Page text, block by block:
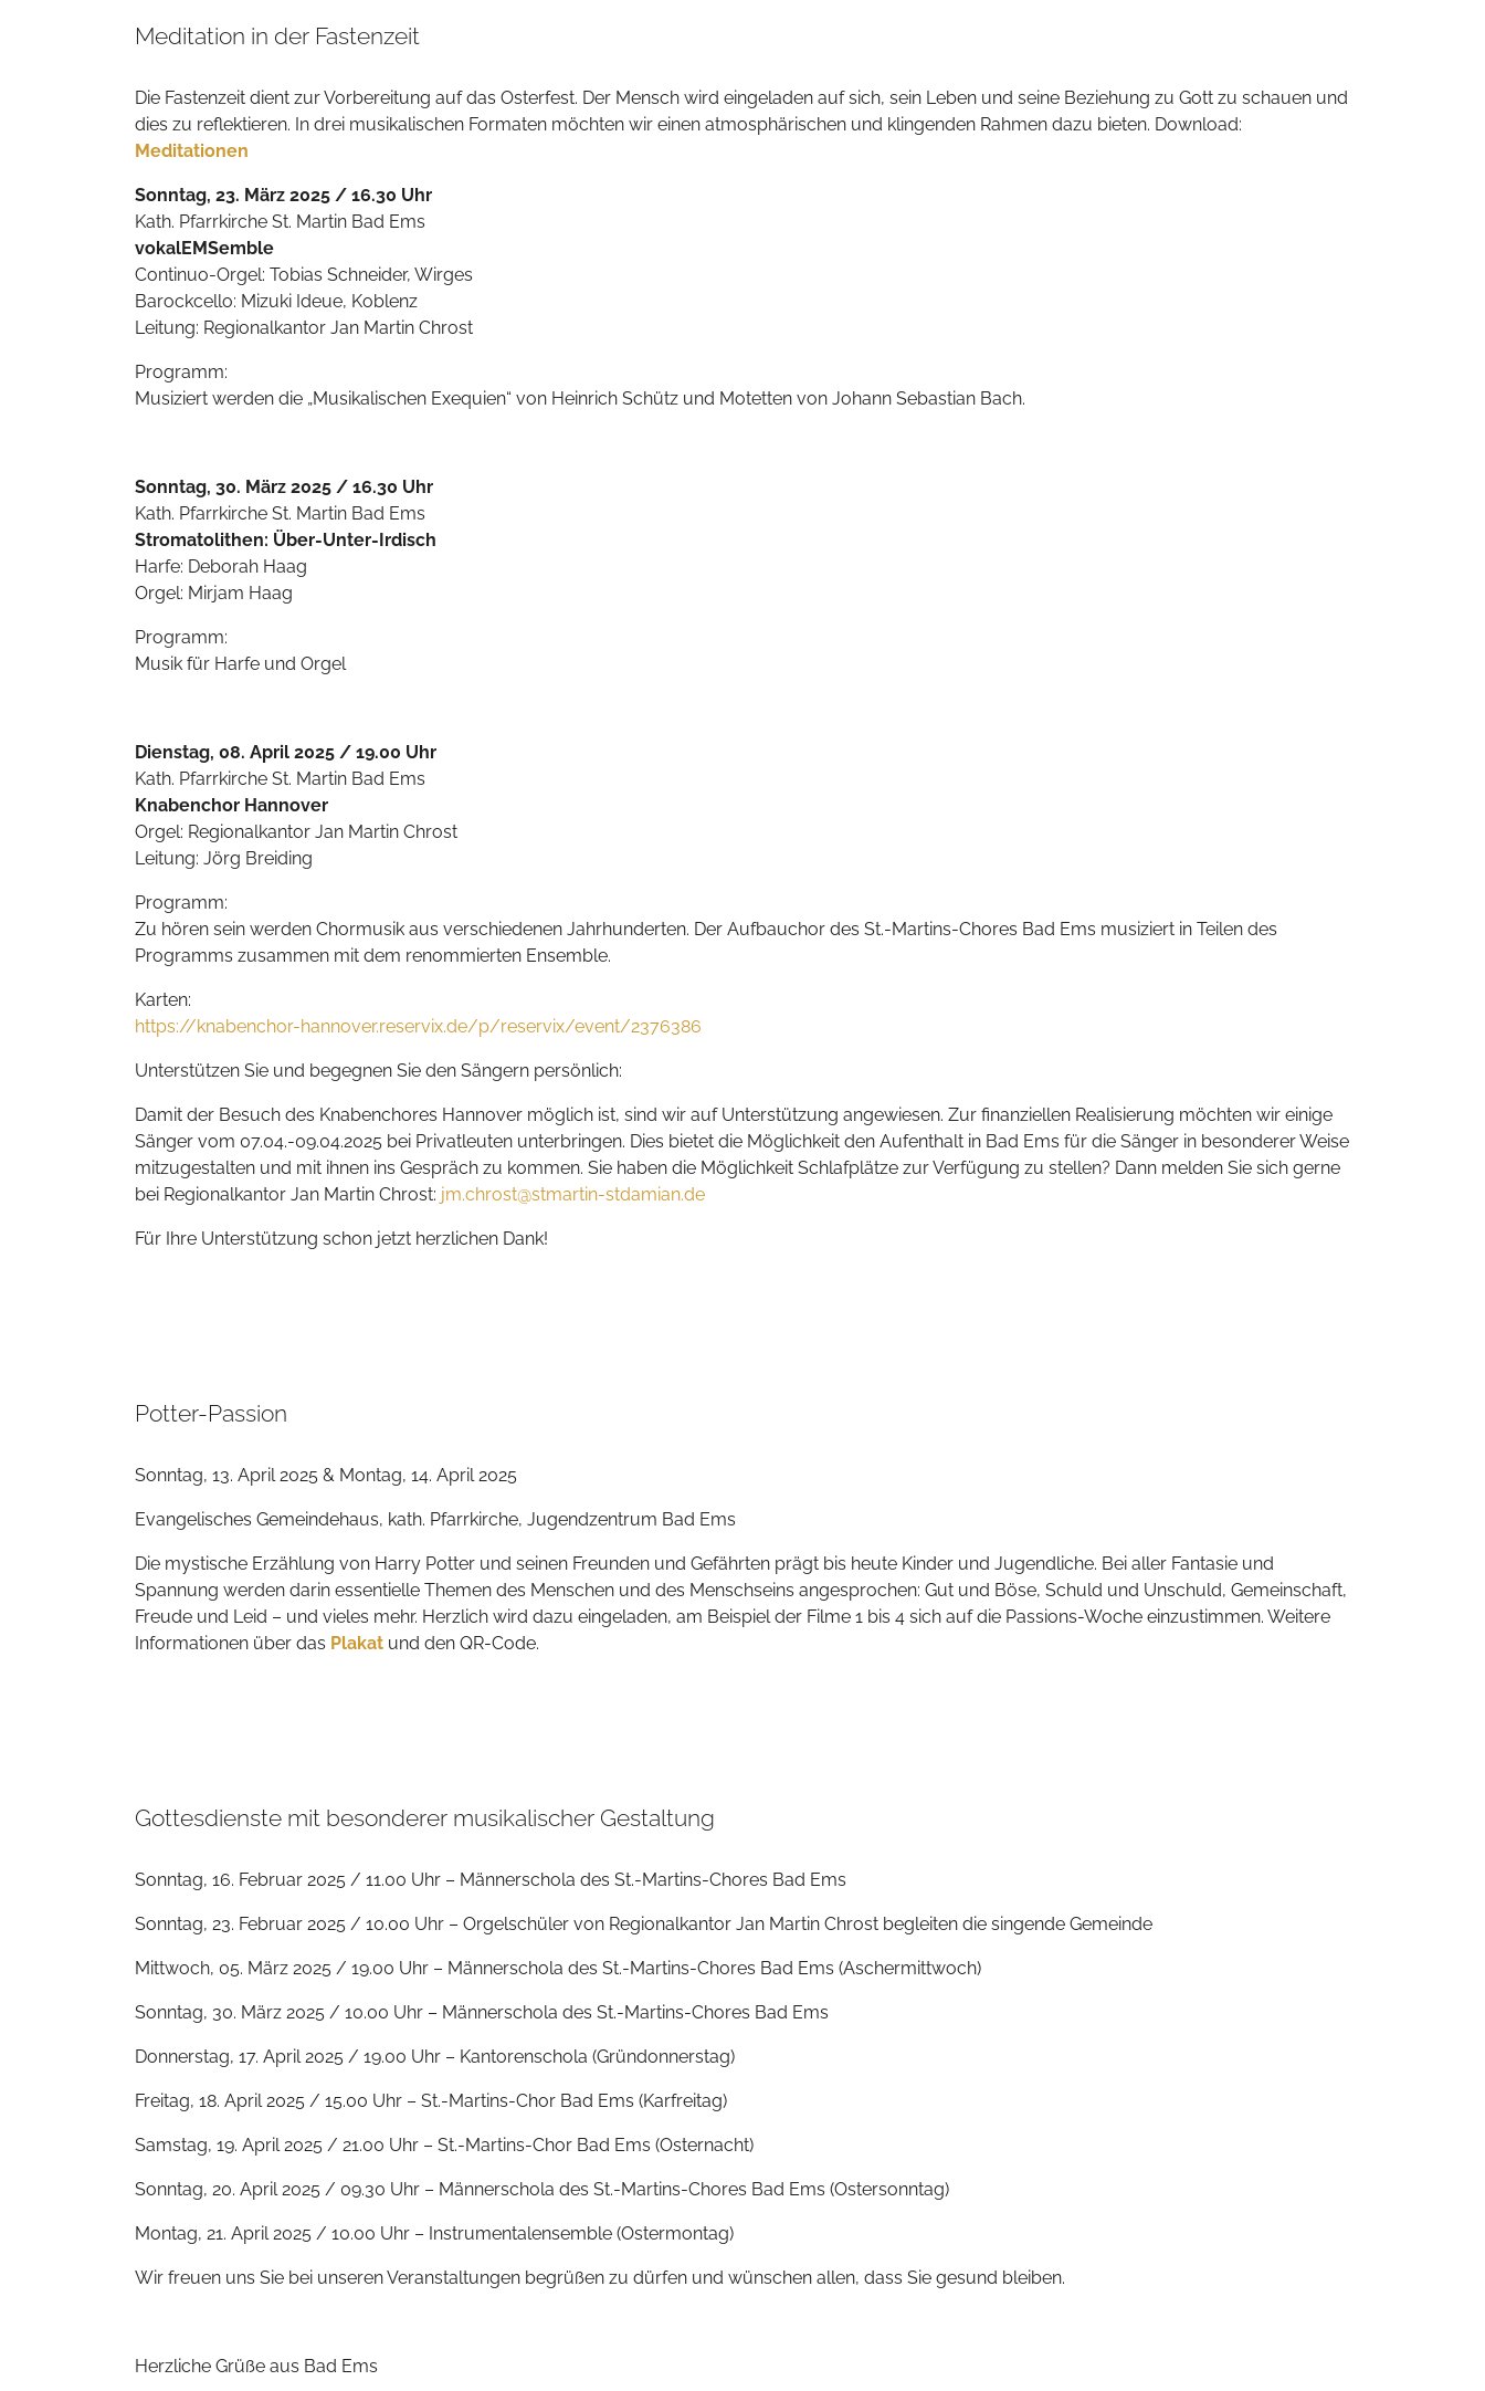
Meditation in der Fastenzeit
Die Fastenzeit dient zur Vorbereitung auf das Osterfest. Der Mensch wird eingeladen auf sich, sein Leben und seine Beziehung zu Gott zu schauen und
dies zu reflektieren. In drei musikalischen Formaten möchten wir einen atmosphärischen und klingenden Rahmen dazu bieten. Download:
Meditationen
Sonntag, 23. März 2025 / 16.30 Uhr
Kath. Pfarrkirche St. Martin Bad Ems
vokalEMSemble
Continuo-Orgel: Tobias Schneider, Wirges
Barockcello: Mizuki Ideue, Koblenz
Leitung: Regionalkantor Jan Martin Chrost
Programm:
Musiziert werden die „Musikalischen Exequien“ von Heinrich Schütz und Motetten von Johann Sebastian Bach.
Sonntag, 30. März 2025 / 16.30 Uhr
Kath. Pfarrkirche St. Martin Bad Ems
Stromatolithen: Über-Unter-Irdisch
Harfe: Deborah Haag
Orgel: Mirjam Haag
Programm:
Musik für Harfe und Orgel
Dienstag, 08. April 2025 / 19.00 Uhr
Kath. Pfarrkirche St. Martin Bad Ems
Knabenchor Hannover
Orgel: Regionalkantor Jan Martin Chrost
Leitung: Jörg Breiding
Programm:
Zu hören sein werden Chormusik aus verschiedenen Jahrhunderten. Der Aufbauchor des St.-Martins-Chores Bad Ems musiziert in Teilen des
Programms zusammen mit dem renommierten Ensemble.
Karten:
https://knabenchor-hannover.reservix.de/p/reservix/event/2376386
Unterstützen Sie und begegnen Sie den Sängern persönlich:
Damit der Besuch des Knabenchores Hannover möglich ist, sind wir auf Unterstützung angewiesen. Zur finanziellen Realisierung möchten wir einige
Sänger vom 07.04.-09.04.2025 bei Privatleuten unterbringen. Dies bietet die Möglichkeit den Aufenthalt in Bad Ems für die Sänger in besonderer Weise
mitzugestalten und mit ihnen ins Gespräch zu kommen. Sie haben die Möglichkeit Schlafplätze zur Verfügung zu stellen? Dann melden Sie sich gerne
bei Regionalkantor Jan Martin Chrost: jm.chrost@stmartin-stdamian.de
Für Ihre Unterstützung schon jetzt herzlichen Dank!
Potter-Passion
Sonntag, 13. April 2025 & Montag, 14. April 2025
Evangelisches Gemeindehaus, kath. Pfarrkirche, Jugendzentrum Bad Ems
Die mystische Erzählung von Harry Potter und seinen Freunden und Gefährten prägt bis heute Kinder und Jugendliche. Bei aller Fantasie und
Spannung werden darin essentielle Themen des Menschen und des Menschseins angesprochen: Gut und Böse, Schuld und Unschuld, Gemeinschaft,
Freude und Leid – und vieles mehr. Herzlich wird dazu eingeladen, am Beispiel der Filme 1 bis 4 sich auf die Passions-Woche einzustimmen. Weitere
Informationen über das Plakat und den QR-Code.
Gottesdienste mit besonderer musikalischer Gestaltung
Sonntag, 16. Februar 2025 / 11.00 Uhr – Männerschola des St.-Martins-Chores Bad Ems
Sonntag, 23. Februar 2025 / 10.00 Uhr – Orgelschüler von Regionalkantor Jan Martin Chrost begleiten die singende Gemeinde
Mittwoch, 05. März 2025 / 19.00 Uhr – Männerschola des St.-Martins-Chores Bad Ems (Aschermittwoch)
Sonntag, 30. März 2025 / 10.00 Uhr – Männerschola des St.-Martins-Chores Bad Ems
Donnerstag, 17. April 2025 / 19.00 Uhr – Kantorenschola (Gründonnerstag)
Freitag, 18. April 2025 / 15.00 Uhr – St.-Martins-Chor Bad Ems (Karfreitag)
Samstag, 19. April 2025 / 21.00 Uhr – St.-Martins-Chor Bad Ems (Osternacht)
Sonntag, 20. April 2025 / 09.30 Uhr – Männerschola des St.-Martins-Chores Bad Ems (Ostersonntag)
Montag, 21. April 2025 / 10.00 Uhr – Instrumentalensemble (Ostermontag)
Wir freuen uns Sie bei unseren Veranstaltungen begrüßen zu dürfen und wünschen allen, dass Sie gesund bleiben.
Herzliche Grüße aus Bad Ems